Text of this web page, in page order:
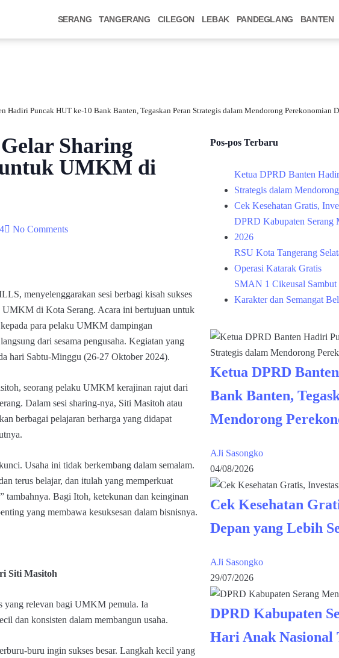
SERANG TANGERANG CILEGON LEBAK PANDEGLANG BANTEN
Hadiri Puncak HUT ke-10 Bank Banten, Tegaskan Peran Strategis dalam Mendorong Perekonomian
Sharing
untuk UMKM di
No Comments
menyelenggarakan sesi berbagi kisah sukses
UMKM di Kota Serang. Acara ini bertujuan untuk
para pelaku UMKM dampingan
dari sesama pengusaha. Kegiatan yang
hari Sabtu-Minggu (26-27 Oktober 2024).
seorang pelaku UMKM kerajinan rajut dari
Dalam sesi sharing-nya, Siti Masitoh atau
berbagai pelajaran berharga yang didapat
Usaha ini tidak berkembang dalam semalam.
terus belajar, dan itulah yang memperkuat
tambahnya. Bagi Itoh, ketekunan dan keinginan
yang membawa kesuksesan dalam bisnisnya.
Siti Masitoh
yang relevan bagi UMKM pemula. Ia
dan konsisten dalam membangun usaha.
buru ingin sukses besar. Langkah kecil yang
Pos-pos Terbaru
Ketua DPRD Banten
Strategis dalam
Cek Kesehatan Gratis,
DPRD Kabupaten Serang
2026
RSU Kota Tangerang
Operasi Katarak Gratis
SMAN 1 Cikeusal
Karakter dan Semangat
Ketua DPRD
Bank Banten,
Mendorong
AJi Sasongko
04/08/2026
Cek Kesehatan
Depan yang Lebih
AJi Sasongko
29/07/2026
DPRD Kabupaten
Hari Anak Nasional